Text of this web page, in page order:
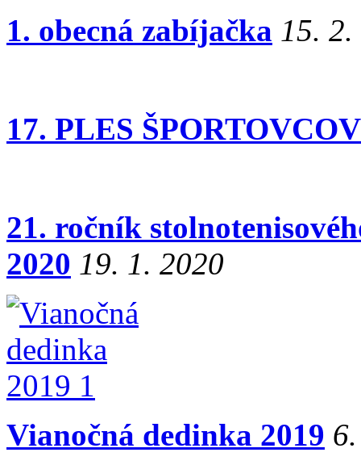
1. obecná zabíjačka 15.
17. PLES
21. ročník
2020 19. 1. 2020
Vianočná dedinka 2019